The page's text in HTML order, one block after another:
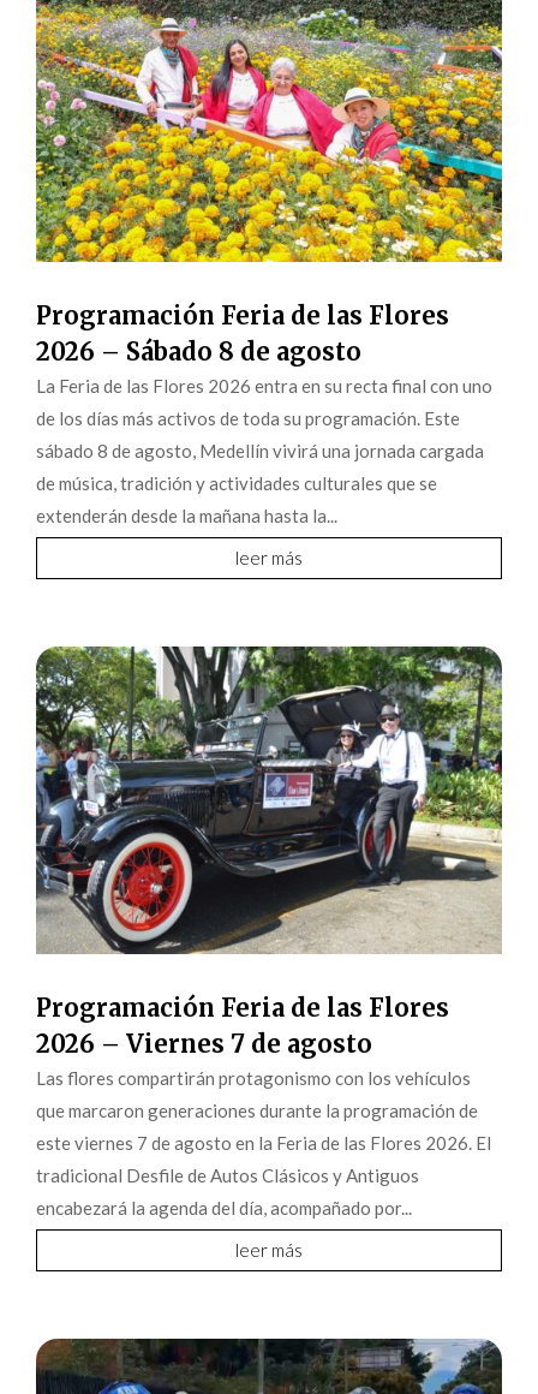
Programación Feria de las Flores
2026 – Sábado 8 de agosto
La Feria de las Flores 2026 entra en su recta final con uno
de los días más activos de toda su programación. Este
sábado 8 de agosto, Medellín vivirá una jornada cargada
de música, tradición y actividades culturales que se
extenderán desde la mañana hasta la...
leer más
Programación Feria de las Flores
2026 – Viernes 7 de agosto
Las flores compartirán protagonismo con los vehículos
que marcaron generaciones durante la programación de
este viernes 7 de agosto en la Feria de las Flores 2026. El
tradicional Desfile de Autos Clásicos y Antiguos
encabezará la agenda del día, acompañado por...
leer más